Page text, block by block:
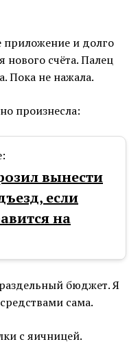
приложение и долго
нового счёта. Палец
Пока не нажала.
произнесла:
вынести
если
на
бюджет. Я
сама.
с яичницей.